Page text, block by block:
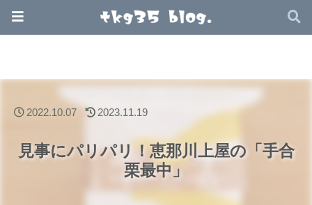
見事にパリパリ！恵那川上屋の「手合
栗最中」
2022.10.07 2023.11.19